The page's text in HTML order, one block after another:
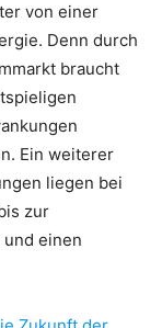
von einer
Denn durch
braucht
Ein weiterer
liegen bei
zur
einen